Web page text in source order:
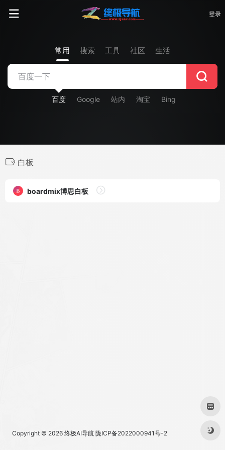
登录
常用 搜索 工具 社区 生活
百度 Google 站内 淘宝 Bing
白板
boardmix博思白板
Copyright © 2026 终极AI导航 陇ICP备2022000941号-2